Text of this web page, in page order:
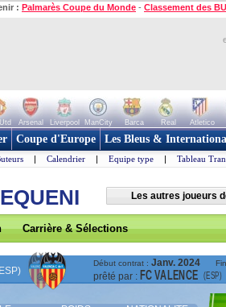
: Palmarès Coupe du Monde - Classement des
Arsenal Liverpool ManCity Barca Real Atletico
Coupe d'Europe Les Bleus &
| Calendrier | Equipe type | Tableau
Les autres joueurs
Carrière & Sélections
Début contrat : Janv. 2024
prêté par : FC VALENCE (ESP)